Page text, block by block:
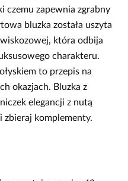
czemu zapewnia zgrabny
bluzka została uszyta
która odbija
charakteru.
to przepis na
okazjach. Bluzka z
elegancji z nutą
zbieraj komplementy.